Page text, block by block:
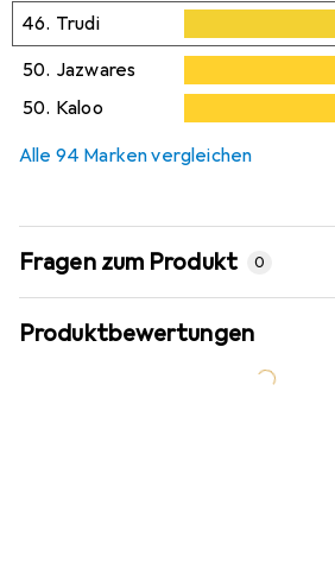
46. Trudi
50. Jazwares
50. Kaloo
Alle 94 Marken vergleichen
Fragen zum Produkt 0
Produktbewertungen